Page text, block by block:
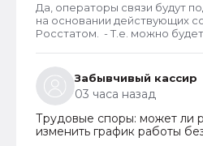
Да, операторы связи будут
на основании действующих
Росстатом. - Т.е. можно
Забывчивый кассир
03 часа назад
Трудовые споры: может ли
изменить график работы